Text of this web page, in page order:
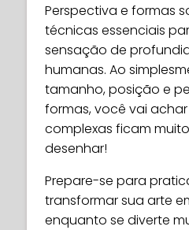
Perspectiva e formas
técnicas essenciais
sensação de
humanas. Ao
tamanho, posição e
formas, você vai
complexas ficam
desenhar!
Prepare-se para
transformar sua arte
enquanto se diverte